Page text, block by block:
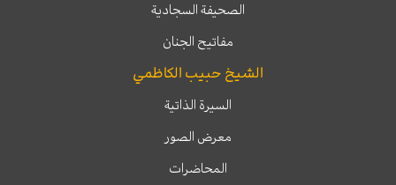
الصحيفة السجادية
مفاتيح الجنان
الشيخ حبيب الكاظمي
السيرة الذاتية
معرض الصور
المحاضرات